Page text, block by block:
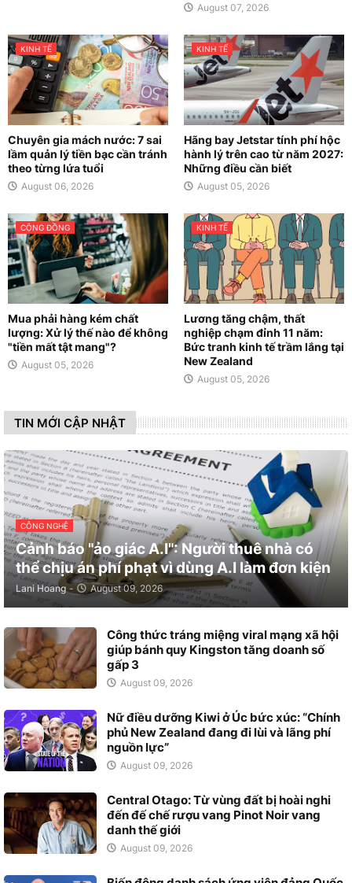
August 07, 2026
KINH TẾ
Chuyên gia mách nước: 7 sai
lầm quản lý tiền bạc cần tránh
theo từng lứa tuổi
August 06, 2026
KINH TẾ
Hãng bay Jetstar tính phí hộc
hành lý trên cao từ năm 2027:
Những điều cần biết
August 05, 2026
CỘNG ĐỒNG
Mua phải hàng kém chất
lượng: Xử lý thế nào để không
"tiền mất tật mang"?
August 05, 2026
KINH TẾ
Lương tăng chậm, thất
nghiệp chạm đỉnh 11 năm:
Bức tranh kinh tế trầm lắng tại
New Zealand
August 05, 2026
TIN MỚI CẬP NHẬT
CÔNG NGHỆ
Cảnh báo "ảo giác A.I": Người thuê nhà có
thể chịu án phí phạt vì dùng A.I làm đơn kiện
Lani Hoang - August 09, 2026
Công thức tráng miệng viral mạng xã hội
giúp bánh quy Kingston tăng doanh số
gấp 3
August 09, 2026
Nữ điều dưỡng Kiwi ở Úc bức xúc: “Chính
phủ New Zealand đang đi lùi và lãng phí
nguồn lực”
August 09, 2026
Central Otago: Từ vùng đất bị hoài nghi
đến đế chế rượu vang Pinot Noir vang
danh thế giới
August 09, 2026